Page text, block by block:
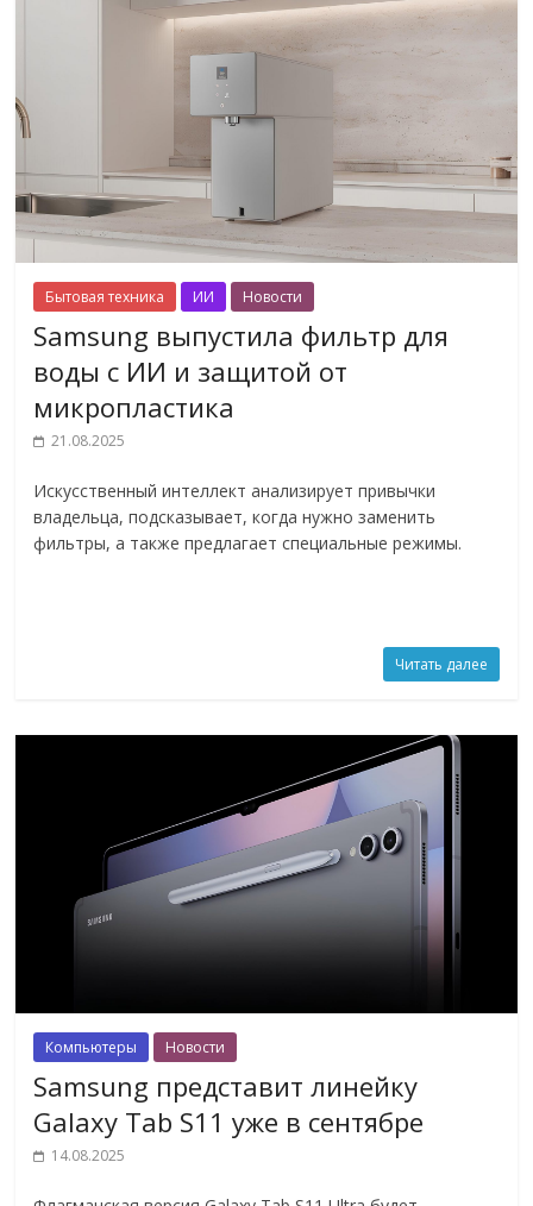
Бытовая техника ИИ Новости
Samsung выпустила фильтр для
воды с ИИ и защитой от
микропластика
21.08.2025
Искусственный интеллект анализирует привычки
владельца, подсказывает, когда нужно заменить
фильтры, а также предлагает специальные режимы.
Читать далее
Компьютеры Новости
Samsung представит линейку
Galaxy Tab S11 уже в сентябре
14.08.2025